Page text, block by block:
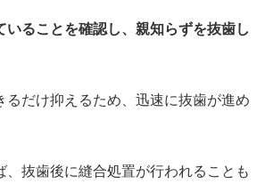
いることを確認し、親知らずを抜歯し
るだけ抑えるため、迅速に抜歯が進め
、抜歯後に縫合処置が行われることも